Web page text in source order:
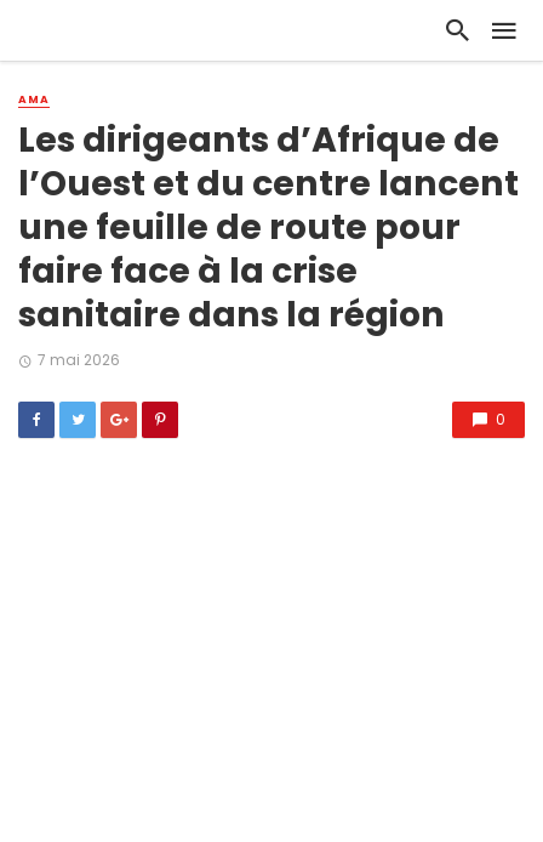
AMA
Les dirigeants d’Afrique de
l’Ouest et du centre lancent
une feuille de route pour
faire face à la crise
sanitaire dans la région
7 mai 2026
0